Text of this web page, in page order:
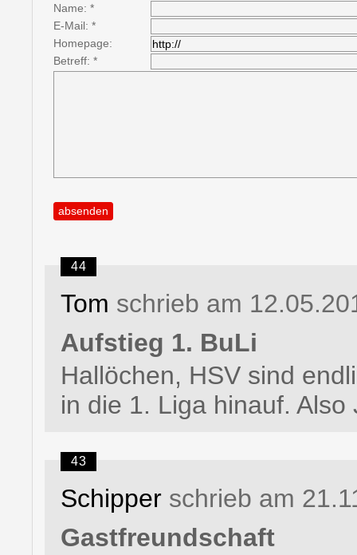
Name: *
E-Mail: *
Homepage:
Betreff: *
44
Tom schrieb am
Aufstieg 1. BuLi
Hallöchen, HSV sind
in die 1. Liga hinauf.
43
Schipper schrieb am
Gastfreundschaft